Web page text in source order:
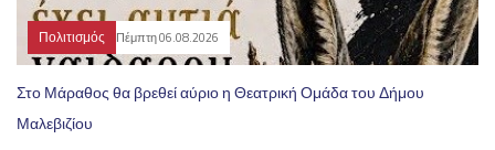
Πολιτισμός Πέμπτη 06.08.2026
Στο Μάραθος θα βρεθεί αύριο η Θεατρική Ομάδα του Δήμου
Μαλεβιζίου